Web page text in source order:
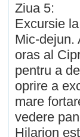
Ziua 5:
Excursie
Mic-dejun.
oras al
pentru a
oprire a
mare
vedere
Hilarion